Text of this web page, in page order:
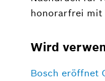
honorarfrei mit
Wird
Bosch eröffnet